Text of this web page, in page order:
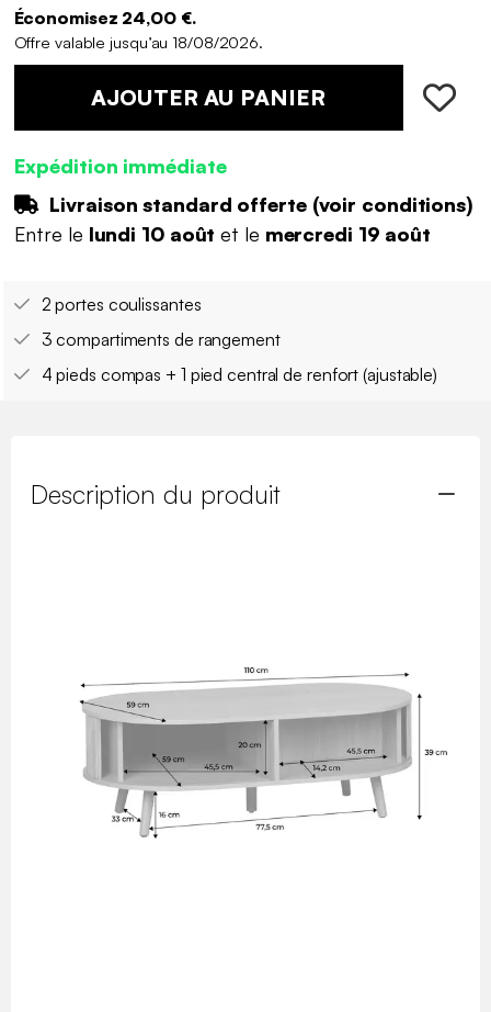
Économisez 24,00 €.
Offre valable jusqu’au 18/08/2026.
AJOUTER AU PANIER
Expédition immédiate
Livraison standard offerte (voir conditions)
Entre le lundi 10 août et le mercredi 19 août
2 portes coulissantes
3 compartiments de rangement
4 pieds compas + 1 pied central de renfort (ajustable)
Description du produit